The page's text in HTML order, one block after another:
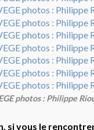
photos : Philippe
si vous le